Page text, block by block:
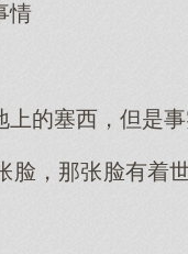
情
的塞西，但是
脸，那张脸有着